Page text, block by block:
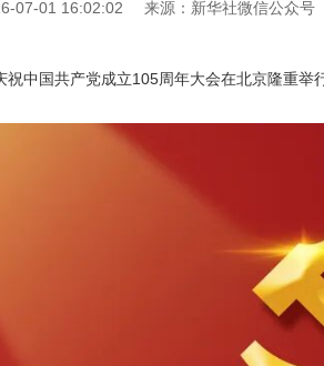
07-01 16:02:02 来源：新华社微信公众号
祝中国共产党成立105周年大会在北京隆重